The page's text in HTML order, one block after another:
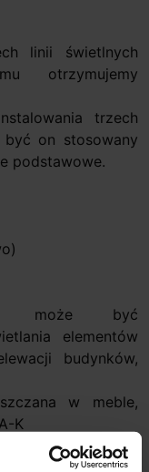
linii świetlnych
otrzymujemy
trzech
on stosowany
podstawowe.
może być
elementów
budynków,
w meble,
K